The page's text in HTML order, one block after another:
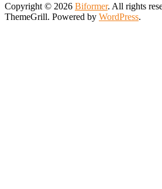
Copyright © 2026 Biformer. All rights
ThemeGrill. Powered by WordPress.